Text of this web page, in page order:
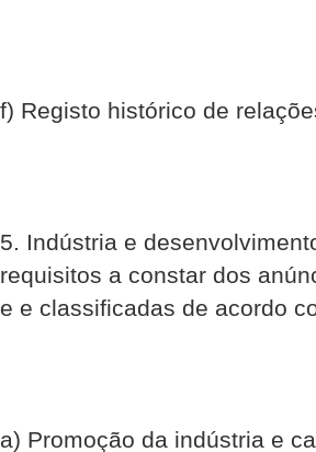
f) Registo histórico de
5. Indústria e
requisitos a constar dos
e e classificadas de acordo
a) Promoção da indústria e